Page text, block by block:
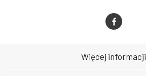
Więcej informacji